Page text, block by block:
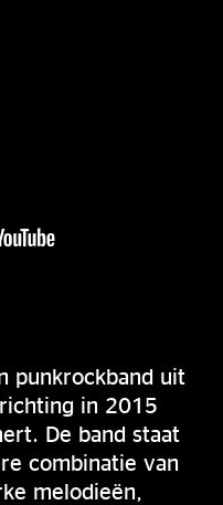
punkrockband uit
in 2015
De band staat
combinatie van
melodieën,